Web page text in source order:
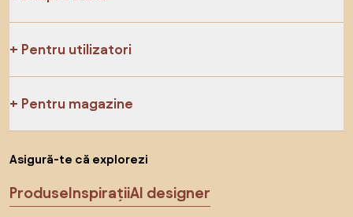
Pentru utilizatori
Pentru magazine
Asigură-te că explorezi
ProduseInspirațiiAI designer